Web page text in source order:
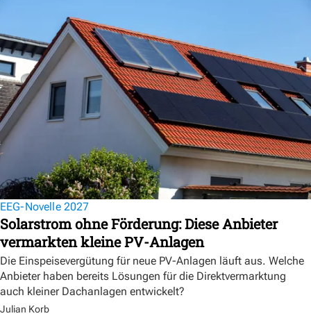
EEG-Novelle 2027
Solarstrom ohne Förderung: Diese Anbieter
vermarkten kleine PV-Anlagen
Die Einspeisevergütung für neue PV-Anlagen läuft aus. Welche
Anbieter haben bereits Lösungen für die Direktvermarktung
auch kleiner Dachanlagen entwickelt?
Julian Korb